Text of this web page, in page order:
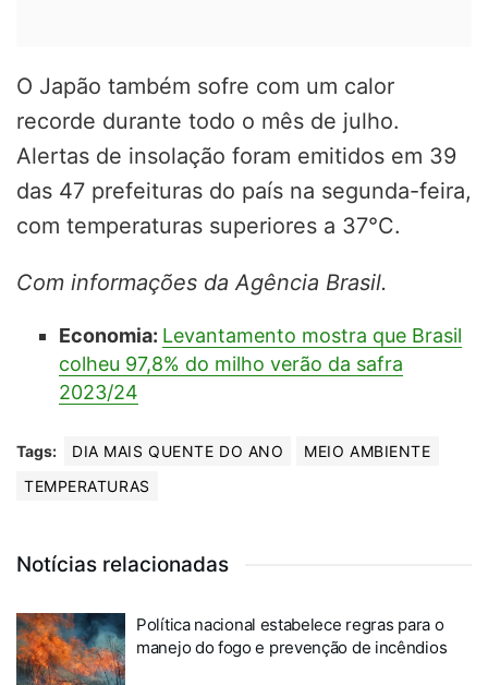
O Japão também sofre com um calor
recorde durante todo o mês de julho.
Alertas de insolação foram emitidos em 39
das 47 prefeituras do país na segunda-feira,
com temperaturas superiores a 37°C.
Com informações da Agência Brasil.
Economia: Levantamento mostra que Brasil
colheu 97,8% do milho verão da safra
2023/24
Tags: DIA MAIS QUENTE DO ANO
MEIO AMBIENTE
TEMPERATURAS
Notícias relacionadas
Política nacional estabelece regras para o
manejo do fogo e prevenção de incêndios